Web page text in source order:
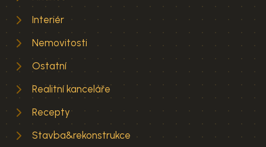
Interiér
Nemovitosti
Ostatní
Realitní kanceláře
Recepty
Stavba&rekonstrukce